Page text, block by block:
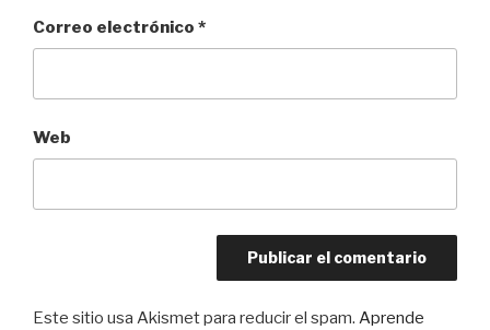
Correo electrónico *
Web
Este sitio usa Akismet para reducir el spam. Aprende